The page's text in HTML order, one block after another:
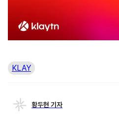
KLAY
황두현 기자